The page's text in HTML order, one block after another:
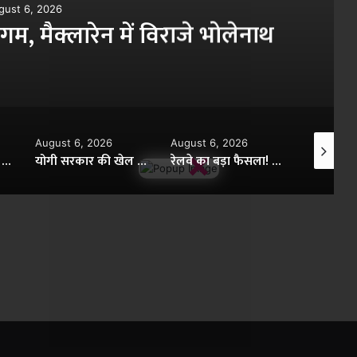
6, 2026
मैक्लारेन में विराजे भोलेनाथ
योगी सरकार की खेल क्रांति! गोरखपुर का अंतरराष्ट्रीय क्रिकेट स्टेडियम 3 महीने में 20% तैयार
August 6, 2026
योगी सरकार की खेल क्रांति: गोरखपुर का अंतरराष्ट्रीय क्रिकेट स्टेडियम मात्र तीन महीने में लगभग 20% तैयार
August 6, 2026
रेलवे का बड़ा फैसला! अब RAC यात्रियों को भी मिलेगा पूरा बेडरोल, सफर होगा ज्यादा आरामदायक
×